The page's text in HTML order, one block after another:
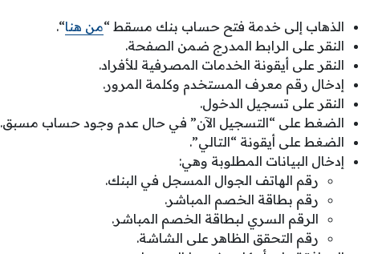
الذهاب إلى خدمة فتح حساب بنك مسقط “من هنا“.
النقر على الرابط المدرج ضمن الصفحة.
النقر على أيقونة الخدمات المصرفية للأفراد.
إدخال رقم معرف المستخدم وكلمة المرور.
النقر على تسجيل الدخول.
الضغط على “التسجيل الآن” في حال عدم وجود حساب مسبق.
الضغط على أيقونة “التالي”.
إدخال البيانات المطلوبة وهي:
رقم الهاتف الجوال المسجل في البنك.
رقم بطاقة الخصم المباشر.
الرقم السري لبطاقة الخصم المباشر.
رقم التحقق الظاهر على الشاشة.